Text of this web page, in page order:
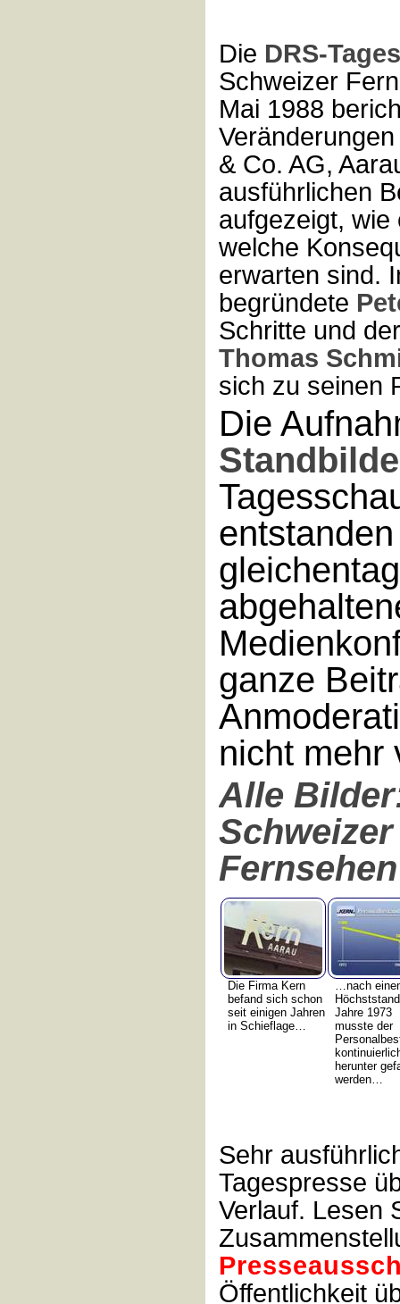
Die DRS-
Schweizer
Mai 1988
& Co. AG,
ausführlichen
aufgezeigt,
welche
erwarten sind.
begründete
Schritte und
Thomas
sich zu seinen
Die
ganze
nicht mehr
Alle
Fernsehen
Die Firma Kern
befand sich schon
seit einigen Jahren
in Schieflage…
…nach
Jahre 1973
musste der
herunter
werden…
Sehr
Tagespresse
Verlauf. Lesen
Öffentlichkeit